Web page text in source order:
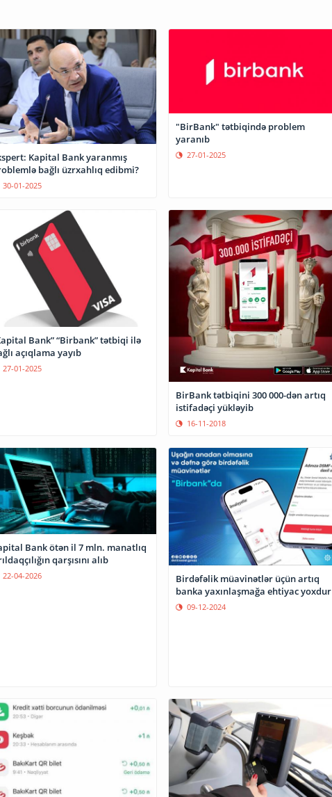
Kapital Bank yaranmış
bağlı üzrxahlıq edibmi?
30-01-2025
"BirBank" tətbiqində problem
yaranıb
27-01-2025
Bank” “Birbank” tətbiqi ilə
açıqlama yayıb
27-01-2025
BirBank tətbiqini 300 000-dən artıq
istifadəçi yükləyib
16-11-2018
Bank ötən il 7 mln. manatlıq
qarşısını alıb
22-04-2026
Birdəfəlik müavinətlər üçün artıq
banka yaxınlaşmağa ehtiyac yoxdur
09-12-2024